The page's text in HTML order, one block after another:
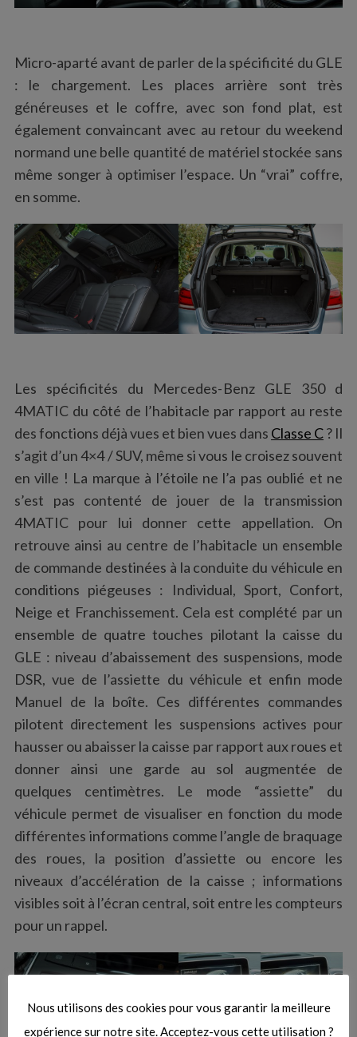
Micro-aparté avant de parler de la spécificité du GLE
: le chargement. Les places arrière sont très
généreuses et le coffre, avec son fond plat, est
également convaincant avec au retour du weekend
normand une belle quantité de matériel stockée sans
même songer à optimiser l’espace. Un “vrai” coffre,
en somme.
Les spécificités du Mercedes-Benz GLE 350 d
4MATIC du côté de l’habitacle par rapport au reste
des fonctions déjà vues et bien vues dans Classe C? Il
s’agit d’un 4×4 / SUV, même si vous le croisez souvent
en ville ! La marque à l’étoile ne l’a pas oublié et ne
s’est pas contenté de jouer de la transmission
4MATIC pour lui donner cette appellation. On
retrouve ainsi au centre de l’habitacle un ensemble
de commande destinées à la conduite du véhicule en
conditions piégeuses : Individual, Sport, Confort,
Neige et Franchissement. Cela est complété par un
ensemble de quatre touches pilotant la caisse du
GLE : niveau d’abaissement des suspensions, mode
DSR, vue de l’assiette du véhicule et enfin mode
Manuel de la boîte. Ces différentes commandes
pilotent directement les suspensions actives pour
hausser ou abaisser la caisse par rapport aux roues et
donner ainsi une garde au sol augmentée de
quelques centimètres. Le mode “assiette” du
véhicule permet de visualiser en fonction du mode
différentes informations comme l’angle de braquage
des roues, la position d’assiette ou encore les
niveaux d’accélération de la caisse ; informations
visibles soit à l’écran central, soit entre les compteurs
pour un rappel.
S
e
r
c
f
o
Nous utilisons des cookies pour vous garantir la meilleure
expérience sur notre site. Acceptez-vous cette utilisation ?